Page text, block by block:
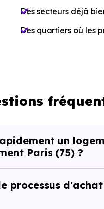
Des secteurs déjà
Des quartiers où les
Gagner du
dans le (75)
peut rapidement faire
un
Paris (75) ?
processus